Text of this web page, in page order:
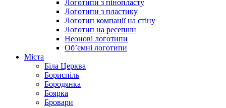
Логотипи з пінопласту
Логотипи з пластику
Логотип компанії на стіну
Логотип на ресепшн
Неонові логотипи
Об’ємні логотипи
Міста
Біла Церква
Бориспіль
Бородянка
Боярка
Бровари